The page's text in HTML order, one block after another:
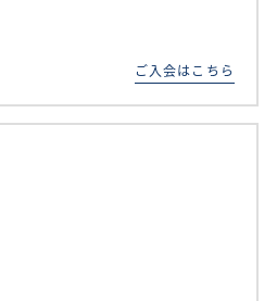
ご入会はこちら